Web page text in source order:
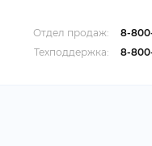
Отдел продаж:
8-
Техподдержка:
8-